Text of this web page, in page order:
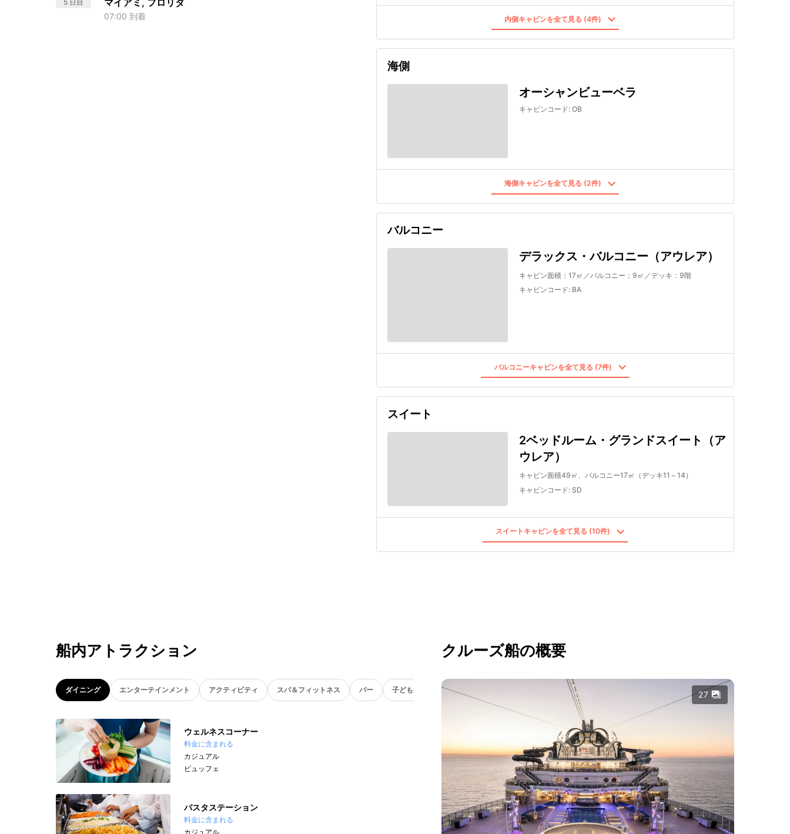
5 日目 マイアミ, フロリダ
07:00 到着 内側キャビンを全て見る (4件)
海側
オーシャンビューベラ
キャビンコード: OB
海側キャビンを全て見る (2件)
バルコニー
デラックス・バルコニー（アウレア）
キャビン面積：17㎡／バルコニー：9㎡／デッキ：9階
キャビンコード: BA
バルコニーキャビンを全て見る (7件)
スイート
2ベッドルーム・グランドスイート（ア
ウレア）
キャビン面積49㎡、バルコニー17㎡（デッキ11～14）
キャビンコード: SD
スイートキャビンを全て見る (10件)
船内アトラクション
ダイニング エンターテインメント アクティビティ スパ＆フィットネス バー 子ども向け
ウェルネスコーナー
料金に含まれる
カジュアル
ビュッフェ
パスタステーション
料金に含まれる
カジュアル
クルーズ船の概要
27